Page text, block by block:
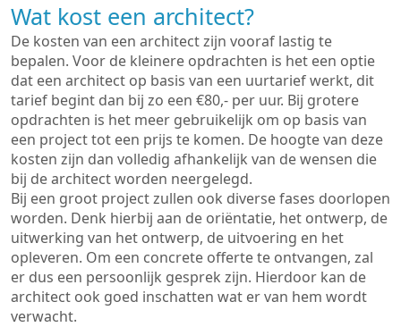
Wat kost een architect?
De kosten van een architect zijn vooraf lastig te
bepalen. Voor de kleinere opdrachten is het een optie
dat een architect op basis van een uurtarief werkt, dit
tarief begint dan bij zo een €80,- per uur. Bij grotere
opdrachten is het meer gebruikelijk om op basis van
een project tot een prijs te komen. De hoogte van deze
kosten zijn dan volledig afhankelijk van de wensen die
bij de architect worden neergelegd.
Bij een groot project zullen ook diverse fases doorlopen
worden. Denk hierbij aan de oriëntatie, het ontwerp, de
uitwerking van het ontwerp, de uitvoering en het
opleveren. Om een concrete offerte te ontvangen, zal
er dus een persoonlijk gesprek zijn. Hierdoor kan de
architect ook goed inschatten wat er van hem wordt
verwacht.